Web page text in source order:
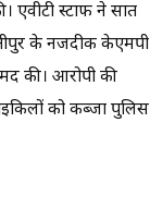
एवीटी स्टाफ ने सात
के नजदीक केएमपी
की। आरोपी की
को कब्जा पुलिस